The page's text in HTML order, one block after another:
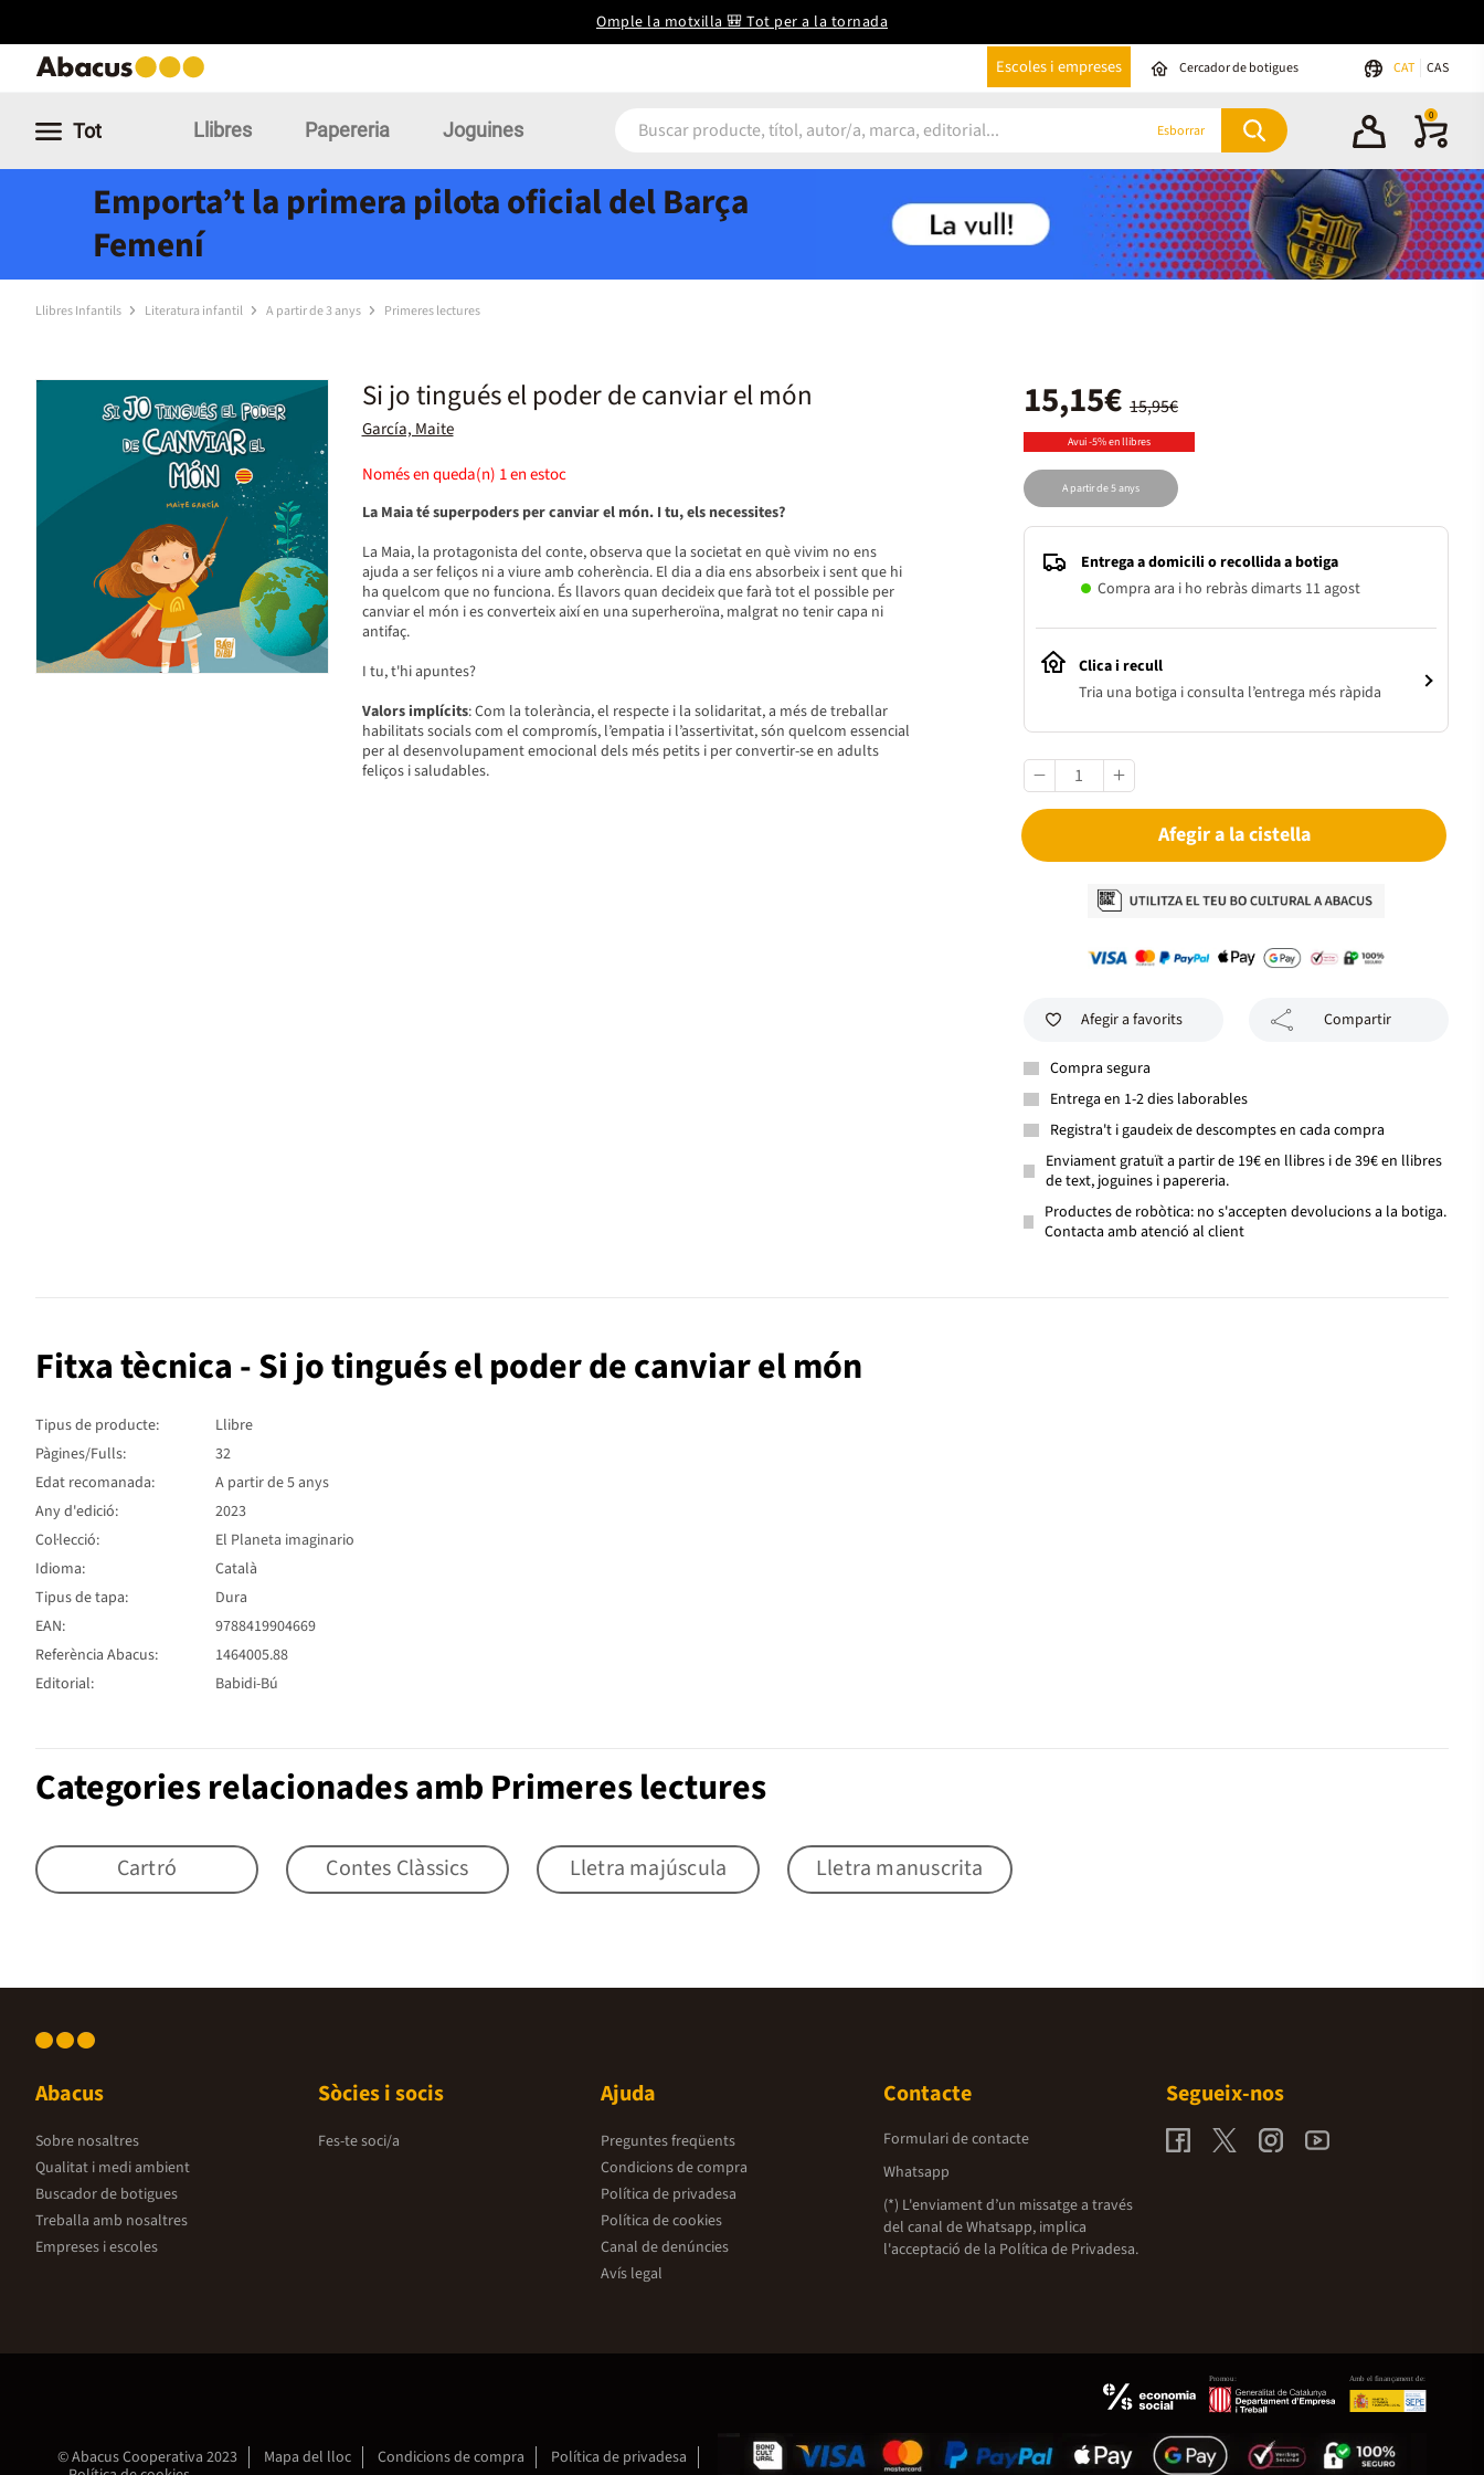
Omple la motxilla 🎒 Tot per a la tornada
Escoles i empreses Cercador de botigues CAT CAS
Tot Llibres Papereria Joguines Esborrar
0
Emporta’t la primera pilota oficial del Barça
Femení
Llibres Infantils Literatura infantil A partir de 3 anys Primeres lectures
Si jo tingués el poder de canviar el món
García, Maite
Només en queda(n) 1en estoc
La Maia té superpoders per canviar el món. I tu, els necessites?
La Maia, la protagonista del conte, observa que la societat en què vivim no ens
ajuda a ser feliços ni a viure amb coherència. El dia a dia ens absorbeix i sent que hi
ha quelcom que no funciona. És llavors quan decideix que farà tot el possible per
canviar el món i es converteix així en una superheroïna, malgrat no tenir capa ni
antifaç.
I tu, t'hi apuntes?
Valors implícits: Com la tolerància, el respecte i la solidaritat, a més de treballar
habilitats socials com el compromís, l’empatia i l’assertivitat, són quelcom essencial
per al desenvolupament emocional dels més petits i per convertir-se en adults
feliços i saludables.
15,95€
15,15€
Avui -5% en llibres
A partir de 5 anys
Entrega a domicili o recollida a botiga
Compra ara i ho rebràs dimarts 11 agost
Clica i recull
Tria una botiga i consulta l’entrega més ràpida
Afegir a la cistella
Afegir a favorits Compartir
Compra segura
Entrega en 1-2 dies laborables
Registra't i gaudeix de descomptes en cada compra
Enviament gratuït a partir de 19€ en llibres i de 39€ en llibres
de text, joguines i papereria.
Productes de robòtica: no s'accepten devolucions a la botiga.
Contacta amb atenció al client
Fitxa tècnica - Si jo tingués el poder de canviar el món
Tipus de producte:
Llibre
Pàgines/Fulls:
32
Edat recomanada:
A partir de 5 anys
Any d'edició:
2023
Col·lecció:
El Planeta imaginario
Idioma:
Català
Tipus de tapa:
Dura
EAN:
9788419904669
Referència Abacus:
1464005.88
Editorial:
Babidi-Bú
Categories relacionades amb Primeres lectures
Cartró Contes Clàssics Lletra majúscula Lletra manuscrita
Abacus
Sobre nosaltres
Qualitat i medi ambient
Buscador de botigues
Treballa amb nosaltres
Empreses i escoles
Sòcies i socis
Fes-te soci/a
Ajuda
Preguntes freqüents
Condicions de compra
Política de privadesa
Política de cookies
Canal de denúncies
Avís legal
Contacte
Formulari de contacte
Whatsapp
(*) L'enviament d’un missatge a través
del canal de Whatsapp, implica
l'acceptació de la Política de Privadesa.
Segueix-nos
Promou: Amb el finançament de:
© Abacus Cooperativa 2023 Mapa del lloc Condicions de compra
Política de privadesa